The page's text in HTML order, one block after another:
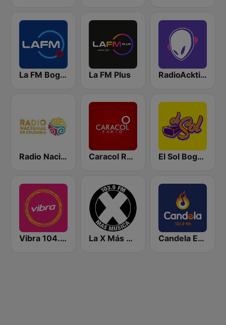
La FM Bogotá La FM Plus RadioAcktiva Bogotá
Radio Nacional de Colombia Bogotá 95.9 FM Caracol Radio Medellín El Sol Bogotá
Vibra 104.9 FM La X Más Música 103.9 FM Candela Estereo 101.9 FM